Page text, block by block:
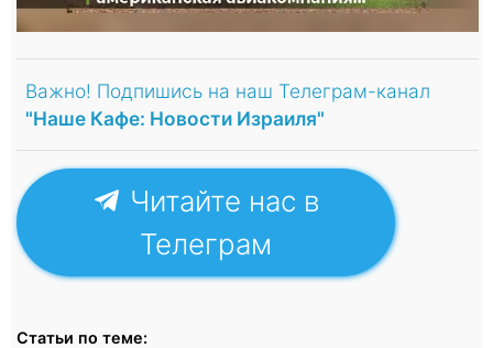
Важно! Подпишись на наш Телеграм-канал
"Наше Кафе: Новости Израиля"
Читайте нас в
Телеграм
Статьи по теме: